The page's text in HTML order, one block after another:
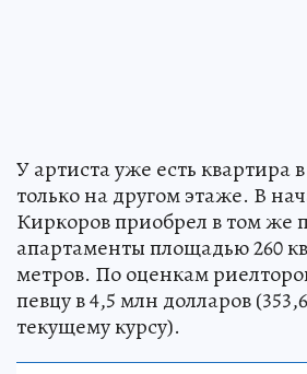
У артиста уже есть квартира
только на другом этаже. В
Киркоров приобрел в том же
апартаменты площадью 260
метров. По оценкам
певцу в 4,5 млн долларов
текущему курсу).